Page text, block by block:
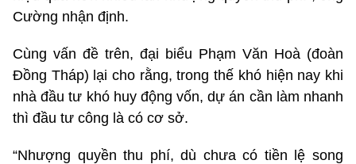
Cường nhận định.
Cùng vấn đề trên, đại biểu Phạm Văn Hoà (đoàn
Đồng Tháp) lại cho rằng, trong thế khó hiện nay khi
nhà đầu tư khó huy động vốn, dự án cần làm nhanh
thì đầu tư công là có cơ sở.
“Nhượng quyền thu phí, dù chưa có tiền lệ song